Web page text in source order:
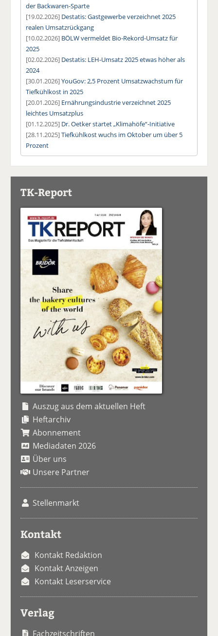
der Backwaren-Sparte
[19.02.2026] Destatis: Gastgewerbe verzeichnet 2025
realen Umsatzrückgang
[10.02.2026] BÖLW vermeldet Bio-Rekord-Umsatz für
2025
[02.02.2026] Destatis: LEH-Umsatz 2025 etwas höher als
2024
[30.01.2026]YouGov: 2,5 Prozent Umsatzwachstum für
Tiefkühlkost in 2025
[20.01.2026] Ernährungsindustrie verzeichnet 2025
leichtes Umsatzplus
[01.12.2025] Dr. Oetker startet „Klimahöfe“-Initiative
[28.11.2025]Tiefkühlkost wuchs im Oktober um über 5
Prozent
TK-Report
Auszug aus dem aktuellen Heft
Heftarchiv
Abonnement
Mediadaten 2026
Über uns
Unsere Partner
Stellenmarkt
Kontakt
Kontakt Redaktion
Kontakt Anzeigen
Kontakt Leserservice
Verlag
Fachzeitschriften